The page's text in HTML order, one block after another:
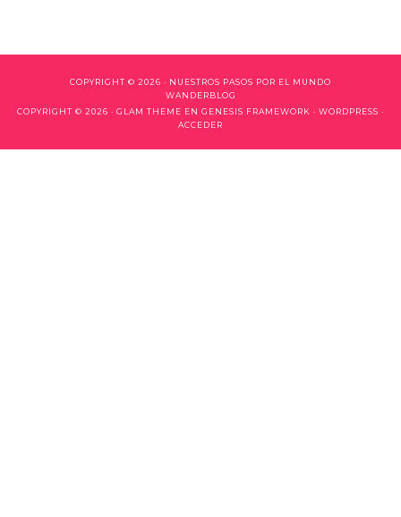
COPYRIGHT © 2026 · NUESTROS PASOS POR EL MUNDO
WANDERBLOG
COPYRIGHT © 2026 · GLAM THEME EN GENESIS FRAMEWORK · WORDPRESS ·
ACCEDER